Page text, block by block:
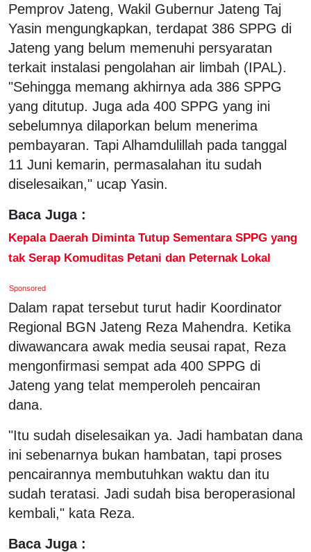
Pemprov Jateng, Wakil Gubernur Jateng Taj
Yasin mengungkapkan, terdapat 386 SPPG di
Jateng yang belum memenuhi persyaratan
terkait instalasi pengolahan air limbah (IPAL).
"Sehingga memang akhirnya ada 386 SPPG
yang ditutup. Juga ada 400 SPPG yang ini
sebelumnya dilaporkan belum menerima
pembayaran. Tapi Alhamdulillah pada tanggal
11 Juni kemarin, permasalahan itu sudah
diselesaikan," ucap Yasin.
Baca Juga :
Kepala Daerah Diminta Tutup Sementara SPPG yang
tak Serap Komuditas Petani dan Peternak Lokal
Sponsored
Dalam rapat tersebut turut hadir Koordinator
Regional BGN Jateng Reza Mahendra. Ketika
diwawancara awak media seusai rapat, Reza
mengonfirmasi sempat ada 400 SPPG di
Jateng yang telat memperoleh pencairan
dana.
"Itu sudah diselesaikan ya. Jadi hambatan dana
ini sebenarnya bukan hambatan, tapi proses
pencairannya membutuhkan waktu dan itu
sudah teratasi. Jadi sudah bisa beroperasional
kembali," kata Reza.
Baca Juga :